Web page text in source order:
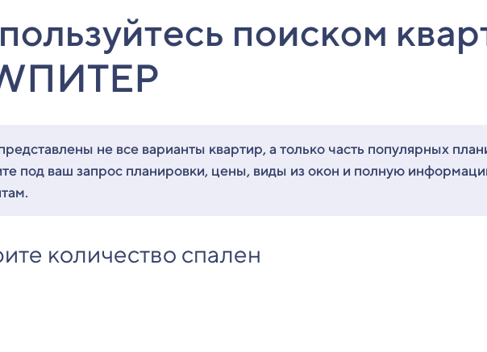
поиском
не все варианты квартир, а только часть популярных
под ваш запрос планировки, цены, виды из окон и полную
количество спален